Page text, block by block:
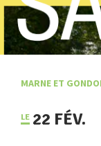
MARNE ET
22 FÉV.